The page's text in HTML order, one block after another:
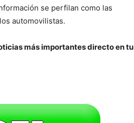
se perfilan como las
automovilistas.
más importantes directo en tu